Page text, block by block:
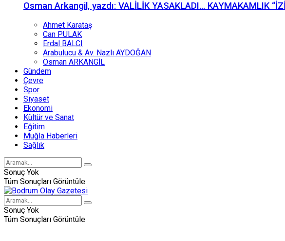
Osman Arkangil, yazdı: VALİLİK YASAKLADI… KAYMAKAMLIK
Ahmet Karataş
Can PULAK
Erdal BALCI
Arabulucu & Av. Nazlı AYDOĞAN
Osman ARKANGİL
Gündem
Çevre
Spor
Siyaset
Ekonomi
Kültür ve Sanat
Eğitim
Muğla Haberleri
Sağlık
Sonuç Yok
Tüm Sonuçları Görüntüle
Sonuç Yok
Tüm Sonuçları Görüntüle